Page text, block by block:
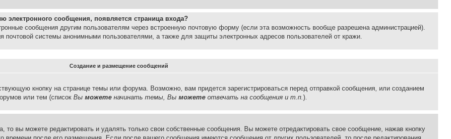
электронного сообщения, появляется страница входа?
сообщения другим пользователям через встроенную почтовую форму (если эта возможность вообще разрешена администрацией).
почтовой системы анонимными пользователями, а также для защиты электронных адресов пользователей от кражи.
Создание и размещение сообщений
кнопку на странице темы или форума. Возможно, вам придется зарегистрироваться перед отправкой сообщения, или созданием
или тем (список Вы можете начинать темы, Вы можете отвечать на сообщения и т.п.).
вы можете редактировать и удалять только свои собственные сообщения. Вы можете отредактировать свое сообщение, нажав кнопку